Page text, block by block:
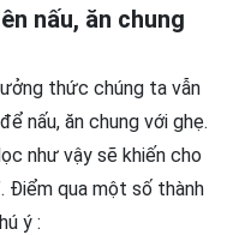
nấu, ăn chung
thức chúng ta vẫn
nấu, ăn chung với ghẹ.
như vậy sẽ khiến cho
Điểm qua một số thành
ý :